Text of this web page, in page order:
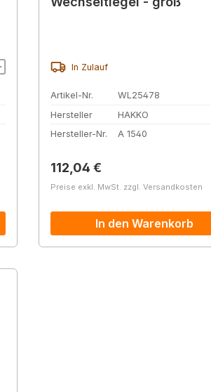
In Zulauf
Artikel-Nr.
WL25478
Hersteller
HAKKO
Hersteller-Nr.
A 1540
Regulärer Preis:
112,04 €
Preise exkl. MwSt. zzgl. Versandkosten
In den Warenkorb